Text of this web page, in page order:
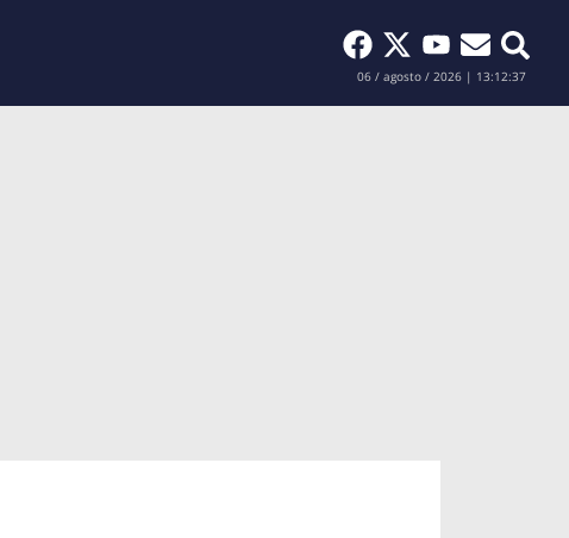
Buscar
06 / agosto / 2026 | 13:12:38